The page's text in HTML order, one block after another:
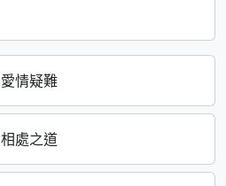
愛情疑難
相處之道